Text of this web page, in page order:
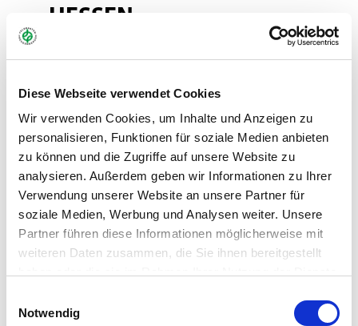
Diese Webseite verwendet Cookies
Wir verwenden Cookies, um Inhalte und Anzeigen zu
personalisieren, Funktionen für soziale Medien anbieten
zu können und die Zugriffe auf unsere Website zu
analysieren. Außerdem geben wir Informationen zu Ihrer
Verwendung unserer Website an unsere Partner für
soziale Medien, Werbung und Analysen weiter. Unsere
Partner führen diese Informationen möglicherweise mit
weiteren Daten zusammen, die Sie ihnen bereitgestellt
Notwendig
HESSEN
Agrarumweltmaßnahme Hessen:
"HALM 2" (Stand: Januar 2024)
Maßnahme C.3.2 Mehrjährige Blühstreifen/-flächen
Art.-Nr.:45175
AUM, Blühmischungen & Wildackereinsaaten